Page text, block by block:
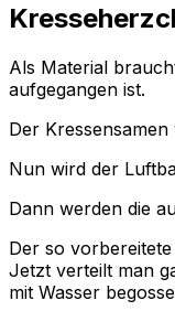
Als Material
aufgegangen ist.
Der
Nun wird der
Dann werden die
Der so
Jetzt verteilt man
mit Wasser